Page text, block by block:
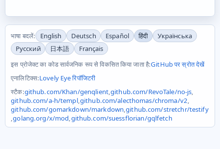
भाषा बदलें: English Deutsch Español हिंदी
Українська
Русский
日本語
Français
इस प्रोजेक्ट का कोड सार्वजनिक रूप से विकसित किया जाता है:GitHub पर स्रोत देखें
एनालिटिक्स:Lovely Eye रिपॉजिटरी
स्टैक:github.com/Khan/genqlient,github.com/RevoTale/no-js,
github.com/a-h/templ,github.com/alecthomas/chroma/v2,
github.com/gomarkdown/markdown,github.com/stretchr/testify
,golang.org/x/mod,github.com/suessflorian/gqlfetch